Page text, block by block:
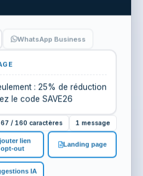
WhatsApp Business
: 25% de réduction
le code SAVE26
67 / 160 caractères 1 message
lien
opt-out
Landing page
IA